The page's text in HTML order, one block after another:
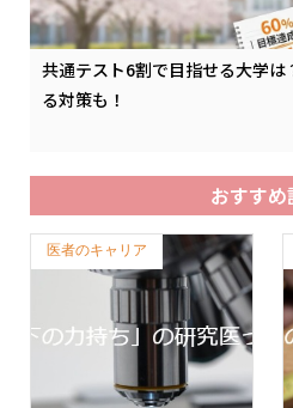
共通テスト6割で目指せる大学
る対策も！
おすすめ
医者のキャリア